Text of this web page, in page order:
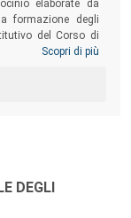
elaborate da
formazione degli
del Corso di
primaria. I
si diventa’
“G. M. Bertin”
Scopri di più
DEGLI